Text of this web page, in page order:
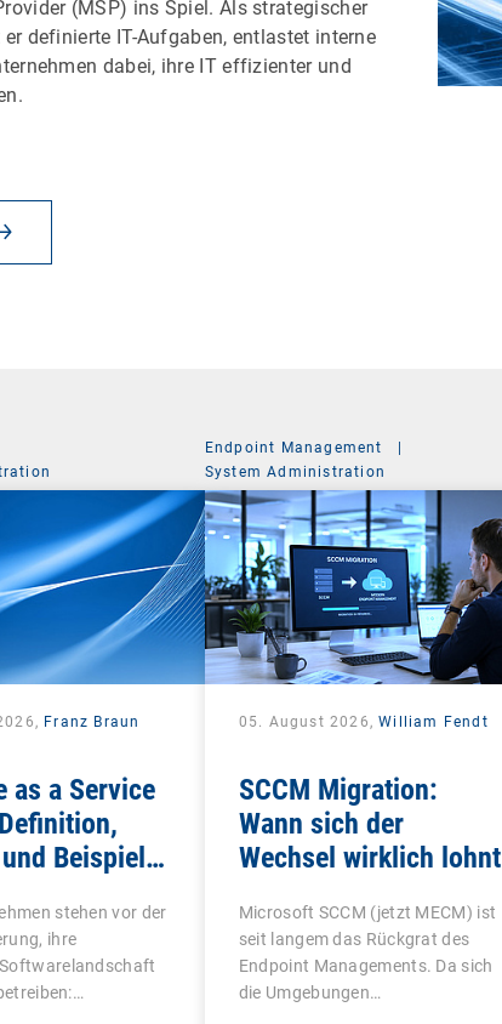
(MSP) ins Spiel. Als strategischer
definierte IT-Aufgaben, entlastet interne
dabei, ihre IT effizienter und
Franz Braun
as a Service
Beispiele
stehen vor der
ihre
Endpoint Management
|
System Administration
05. August 2026,William Fendt
SCCM Migration:
Wann sich der
Wechsel wirklich lohnt
Microsoft SCCM (jetzt MECM) ist
seit langem das Rückgrat des
Endpoint Managements. Da sich
die Umgebungen…